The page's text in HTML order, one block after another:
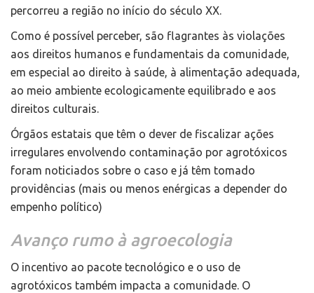
percorreu a região no início do século XX.
Como é possível perceber, são flagrantes às violações
aos direitos humanos e fundamentais da comunidade,
em especial ao direito à saúde, à alimentação adequada,
ao meio ambiente ecologicamente equilibrado e aos
direitos culturais.
Órgãos estatais que têm o dever de fiscalizar ações
irregulares envolvendo contaminação por agrotóxicos
foram noticiados sobre o caso e já têm tomado
providências (mais ou menos enérgicas a depender do
empenho político)
Avanço rumo à agroecologia
O incentivo ao pacote tecnológico e o uso de
agrotóxicos também impacta a comunidade. O